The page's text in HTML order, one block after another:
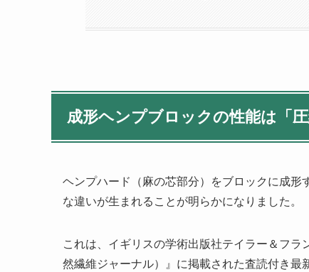
成形ヘンプブロックの性能は「
ヘンプハード（麻の芯部分）をブロックに成形
な違いが生まれることが明らかになりました。
これは、イギリスの学術出版社テイラー＆フラ
然繊維ジャーナル）』に掲載された査読付き最